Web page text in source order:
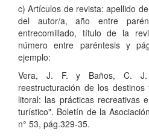
c) Artículos de revista: apellido
del autor/a, año entre
entrecomillado, título de la
número entre paréntesis y
ejemplo:
Vera, J. F. y Baños, C. J.
reestructuración de los
litoral: las prácticas recreativas
turístico". Boletín de la
n° 53, pág.329-35.